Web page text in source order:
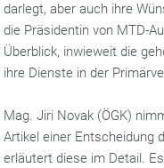
darlegt, aber auch ihre
die Präsidentin von MTD-
Überblick, inwieweit die
ihre Dienste in der
Mag. Jiri Novak (ÖGK)
Artikel einer Entscheidung
erläutert diese im Detail.